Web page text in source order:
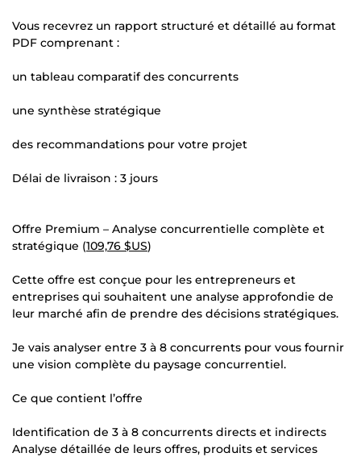
Vous recevrez un rapport structuré et détaillé au format
PDF comprenant :
un tableau comparatif des concurrents
une synthèse stratégique
des recommandations pour votre projet
Délai de livraison : 3 jours
Offre Premium – Analyse concurrentielle complète et
stratégique (109,76 $US)
Cette offre est conçue pour les entrepreneurs et
entreprises qui souhaitent une analyse approfondie de
leur marché afin de prendre des décisions stratégiques.
Je vais analyser entre 3 à 8 concurrents pour vous fournir
une vision complète du paysage concurrentiel.
Ce que contient l’offre
Identification de 3 à 8 concurrents directs et indirects
Analyse détaillée de leurs offres, produits et services